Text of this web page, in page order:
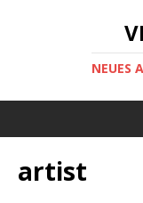
NEUES
artist